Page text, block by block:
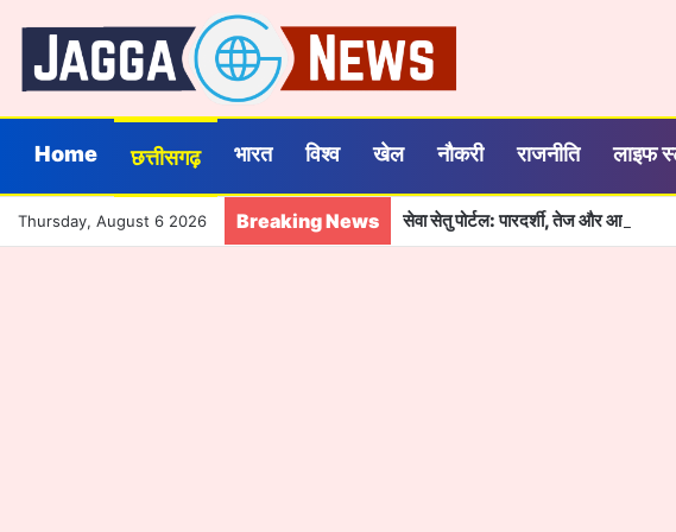
Home छत्तीसगढ़ भारत विश्व खेल नौकरी राजनीति लाइफ
Thursday, August 6 2026 Breaking News सेवा सेतु पोर्टल: पारदर्शी, तेज और आसान हुई